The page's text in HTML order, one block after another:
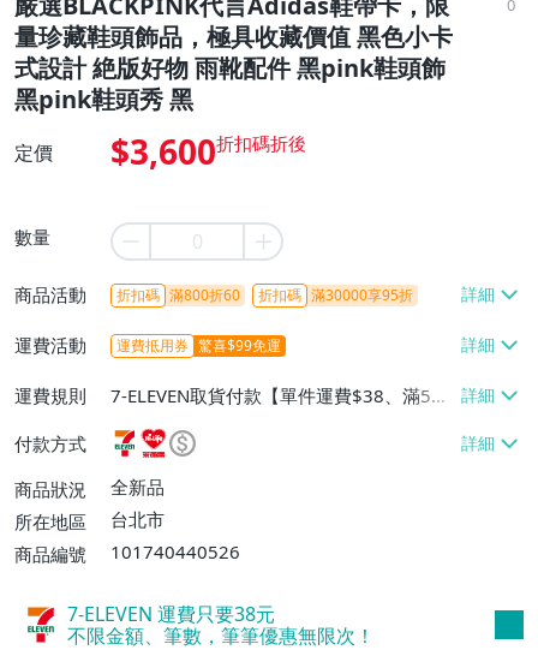
量珍藏鞋頭飾品，極具收藏價值 黑色小卡
式設計 絶版好物 雨靴配件 黑pink鞋頭飾
黑pink鞋頭秀 黑
0
定價 $3,600
數量
商品活動 折扣碼 滿800折60 折扣碼 滿30000享95折
運費活動 運費抵用券 驚喜$99免運
運費規則
7-ELEVEN取貨付款【單件運費$38、滿5件
或消費滿$1298免運費】、7-ELEVEN取貨
不付款【免運費】、萊爾富取貨付款【單件
運費$60、滿5件或消費滿$1298免運
費】、宅配/貨運【單件運費$120、滿5件
付款方式
商品狀況
全新品
所在地區
台北市
商品編號
101740440526
7-ELEVEN 運費只要38元
不限金額、筆數，筆筆優惠無限次！